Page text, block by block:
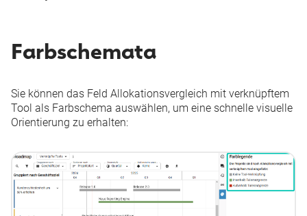
Farbschemata
Sie können das Feld Allokationsvergleich mit verknüpftem
Tool als Farbschema auswählen, um eine schnelle visuelle
Orientierung zu erhalten: